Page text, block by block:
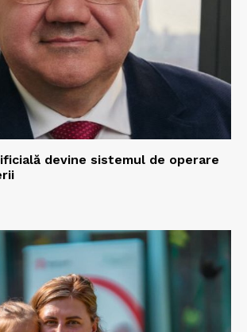
devine sistemul de operare